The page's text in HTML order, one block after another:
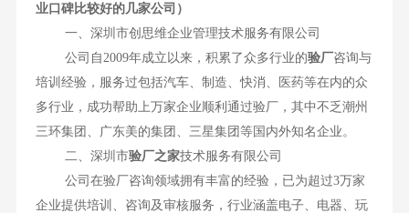
业口碑比较好的几家公司）
一、深圳市创思维企业管理技术服务有限公司
公司自2009年成立以来，积累了众多行业的验厂咨询与
培训经验，服务过包括汽车、制造、快消、医药等在内的众
多行业，成功帮助上万家企业顺利通过验厂，其中不乏潮州
三环集团、广东美的集团、三星集团等国内外知名企业。
二、深圳市验厂之家技术服务有限公司
公司在验厂咨询领域拥有丰富的经验，已为超过3万家
企业提供培训、咨询及审核服务，行业涵盖电子、电器、玩